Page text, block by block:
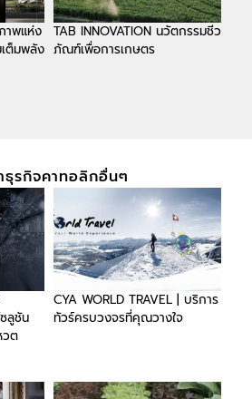
าพแห่ง
ต็มพลัง
TAB INNOVATION นวัตกรรมชีว
ภัณฑ์เพื่อการเกษตร
ธุรกิจคาทอลิกอื่นๆ
ลูชัน
วต
CYA WORLD TRAVEL | บริการ
ทัวร์ครบวงจรที่คุณวางใจ